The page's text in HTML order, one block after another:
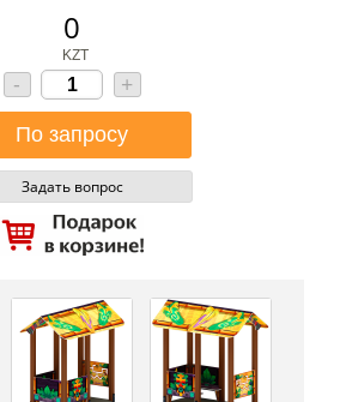
0
KZT
- +
Задать вопрос